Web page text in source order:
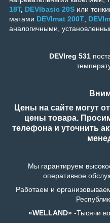
18T, DEVIbasic 20S или
матами DEVImat 200T,
аналогичными,
DEVIreg 531
Цены на сайте могут
цены товара.
телефона и уточнить
Мы гарантируем
оперативное
Работаем и
«WELLAND»-Тысячи